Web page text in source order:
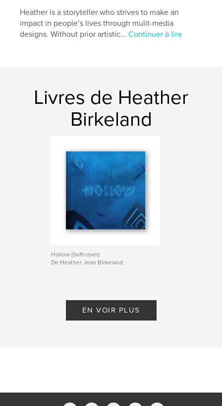
Date de publication:juil 07, 2021
LangueEnglish
Heather is a storyteller who strives to make an
impact in people’s lives through mulit-media
designs. Without prior artistic...Continuer à lire
Livres de Heather
Birkeland
Hollow (Softcover)
De Heather Jean Birkeland
EN VOIR PLUS